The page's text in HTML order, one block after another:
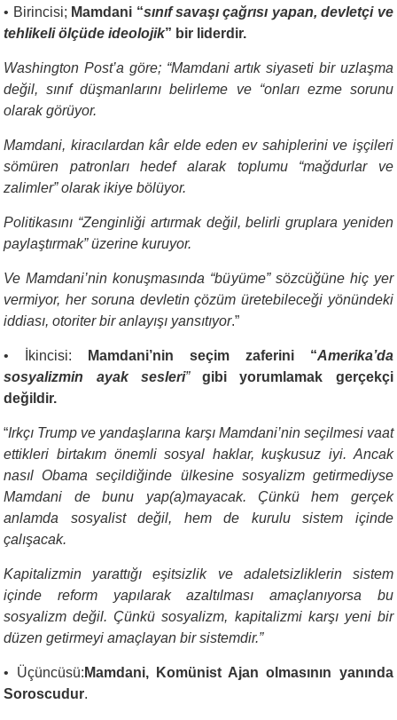
• Birincisi; Mamdani “sınıf savaşı çağrısı yapan, devletçi ve
tehlikeli ölçüde ideolojik” bir liderdir.
Washington Post’a göre; “Mamdani artık siyaseti bir uzlaşma
değil, sınıf düşmanlarını belirleme ve “onları ezme sorunu
olarak görüyor.
Mamdani, kiracılardan kâr elde eden ev sahiplerini ve işçileri
sömüren patronları hedef alarak toplumu “mağdurlar ve
zalimler” olarak ikiye bölüyor.
Politikasını “Zenginliği artırmak değil, belirli gruplara yeniden
paylaştırmak” üzerine kuruyor.
Ve Mamdani’nin konuşmasında “büyüme” sözcüğüne hiç yer
vermiyor, her soruna devletin çözüm üretebileceği yönündeki
iddiası, otoriter bir anlayışı yansıtıyor.”
• İkincisi: Mamdani’nin seçim zaferini “Amerika’da
sosyalizmin ayak sesleri”
gibi yorumlamak gerçekçi
değildir.
“Irkçı Trump ve yandaşlarına karşı Mamdani’nin seçilmesi vaat
ettikleri birtakım önemli sosyal haklar, kuşkusuz iyi. Ancak
nasıl Obama seçildiğinde ülkesine sosyalizm getirmediyse
Mamdani de bunu yap(a)mayacak. Çünkü hem gerçek
anlamda sosyalist değil, hem de kurulu sistem içinde
çalışacak.
Kapitalizmin yarattığı eşitsizlik ve adaletsizliklerin sistem
içinde reform yapılarak azaltılması amaçlanıyorsa bu
sosyalizm değil. Çünkü sosyalizm, kapitalizmi karşı yeni bir
düzen getirmeyi amaçlayan bir sistemdir.”
• Üçüncüsü: Mamdani, Komünist Ajan olmasının yanında
Soroscudur.